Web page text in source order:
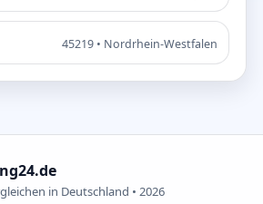
45219 • Nordrhein-Westfalen
in Deutschland • 2026